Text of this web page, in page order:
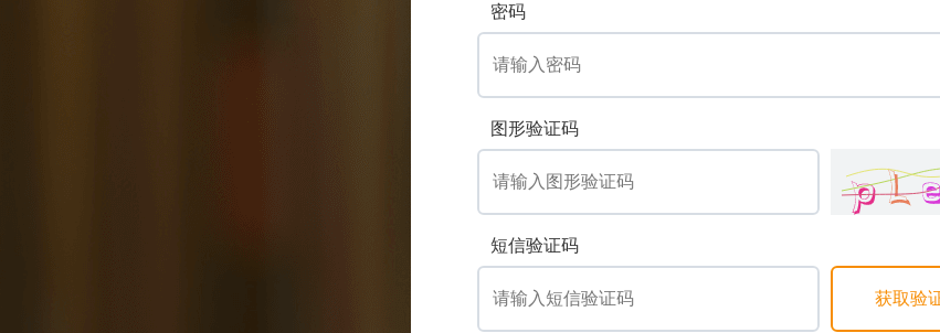
密码
图形验证码
短信验证码